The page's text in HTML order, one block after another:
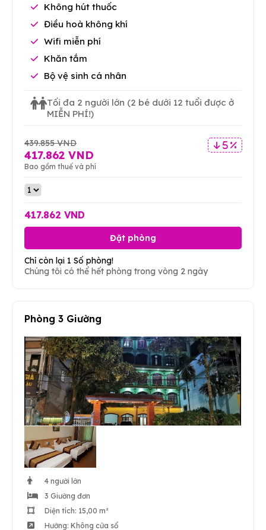
Không hút thuốc
Điều hoà không khí
Wifi miễn phí
Khăn tắm
Bộ vệ sinh cá nhân
Tối đa 2 người lớn (2 bé dưới 12 tuổi được ở
MIỄN PHÍ!)
5 %
439.855 VND
417.862 VND
Bao gồm thuế và phí
417.862 VND
Đặt phòng
Chỉ còn lại 1 Số phòng!
Chúng tôi có thể hết phòng trong vòng 2 ngày
Phòng 3 Giường
4 người lớn
3 Giường đơn
Diện tích: 15,00 m²
Hướng: Không cửa sổ